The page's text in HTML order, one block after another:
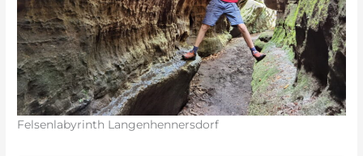
Felsenlabyrinth Langenhennersdorf